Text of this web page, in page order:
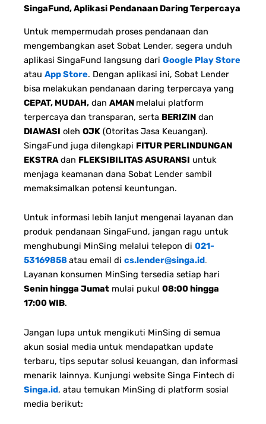
SingaFund, Aplikasi Pendanaan Daring Terpercaya
Untuk mempermudah proses pendanaan dan
mengembangkan aset Sobat Lender, segera unduh
aplikasi SingaFund langsung dari Google Play Store
atau App Store. Dengan aplikasi ini, Sobat Lender
bisa melakukan pendanaan daring terpercaya yang
CEPAT, MUDAH, dan AMAN melalui platform
terpercaya dan transparan, serta BERIZIN dan
DIAWASI oleh OJK (Otoritas Jasa Keuangan).
SingaFund juga dilengkapi FITUR PERLINDUNGAN
EKSTRAdan FLEKSIBILITAS ASURANSI untuk
menjaga keamanan dana Sobat Lender sambil
memaksimalkan potensi keuntungan.
Untuk informasi lebih lanjut mengenai layanan dan
produk pendanaan SingaFund, jangan ragu untuk
menghubungi MinSing melalui telepon di 021-
53169858atau email di cs.lender@singa.id.
Layanan konsumen MinSing tersedia setiap hari
Senin hingga Jumat mulai pukul 08:00 hingga
17:00 WIB.
Jangan lupa untuk mengikuti MinSing di semua
akun sosial media untuk mendapatkan update
terbaru, tips seputar solusi keuangan, dan informasi
menarik lainnya. Kunjungi website Singa Fintech di
Singa.id, atau temukan MinSing di platform sosial
media berikut: